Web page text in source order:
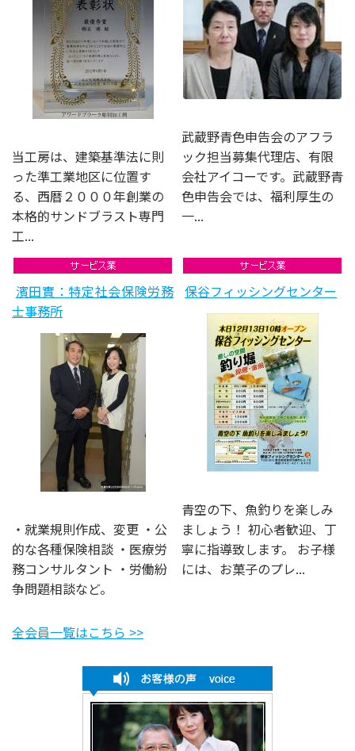
当工房は、建築基準法に則
った準工業地区に位置す
る、西暦２０００年創業の
本格的サンドブラスト専門
工...
武蔵野青色申告会のアフラ
ック担当募集代理店、有限
会社アイコーです。武蔵野青
色申告会では、福利厚生の
一...
濱田實：特定社会保険労務
士事務所
・就業規則作成、変更 ・公
的な各種保険相談 ・医療労
務コンサルタント ・労働紛
争問題相談など。
保谷フィッシングセンター
青空の下、魚釣りを楽しみ
ましょう！ 初心者歓迎、丁
寧に指導致します。 お子様
には、お菓子のプレ...
全会員一覧はこちら >>